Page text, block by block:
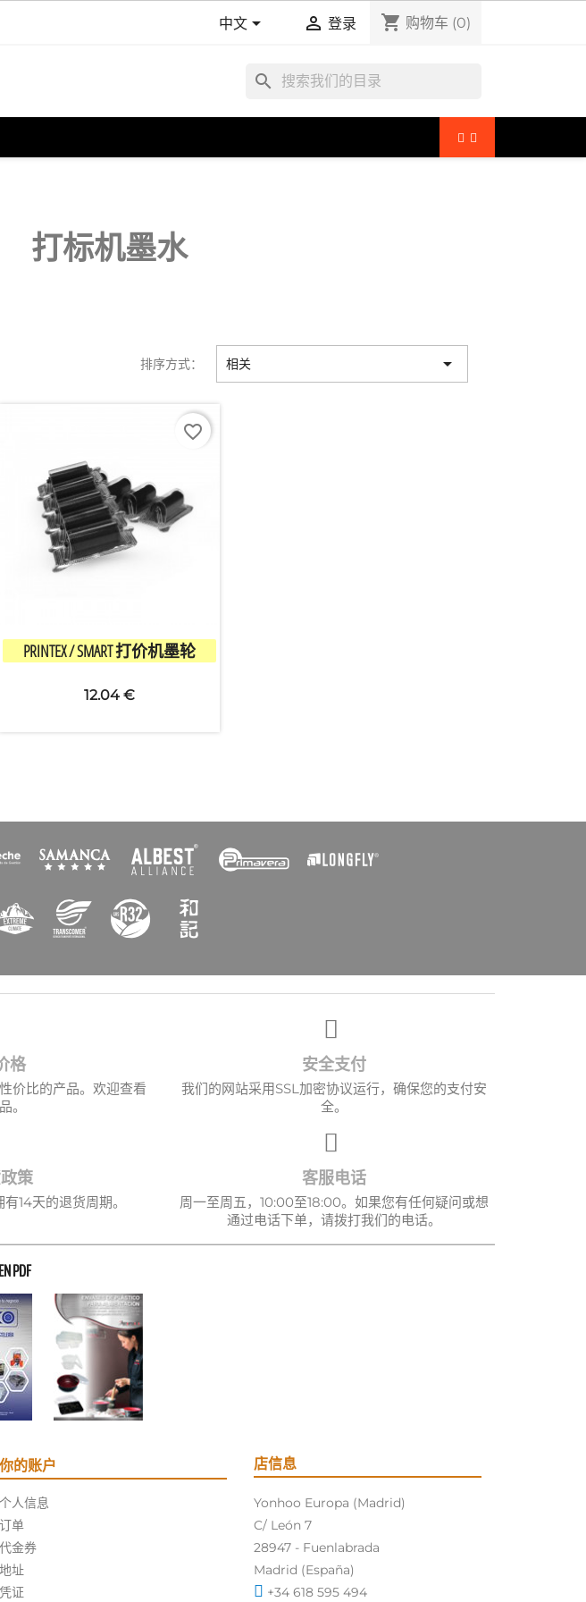
中文  登录 shopping_cart 购物车 (0)
search
打标机墨水
排序方式： 相关 
快速查看
PRINTEX / SMART 打价机墨轮
12.04 €
favorite_border
格
价比的产品。欢迎查看
。
安全支付
我们的网站采用SSL加密协议运行，确保您的支付安
全。
策
14天的退货周期。
客服电话
周一至周五，10:00至18:00。如果您有任何疑问或想
通过电话下单，请拨打我们的电话。
PDF
你的账户
个人信息
订单
代金券
地址
凭证
店信息
Yonhoo Europa (Madrid)
C/ León 7
28947 - Fuenlabrada
Madrid (España)
+34 618 595 494
×
取消 创建心愿单